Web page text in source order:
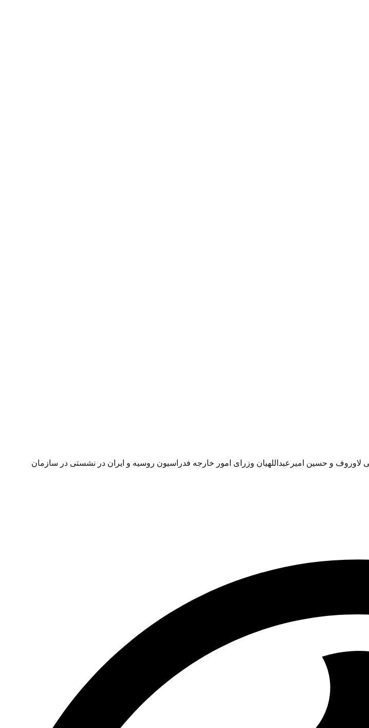
لاوروف و حسین امیرعبداللهیان وزرای امور خارجه فدراسیون روسیه و ایران در نشستی در سازمان